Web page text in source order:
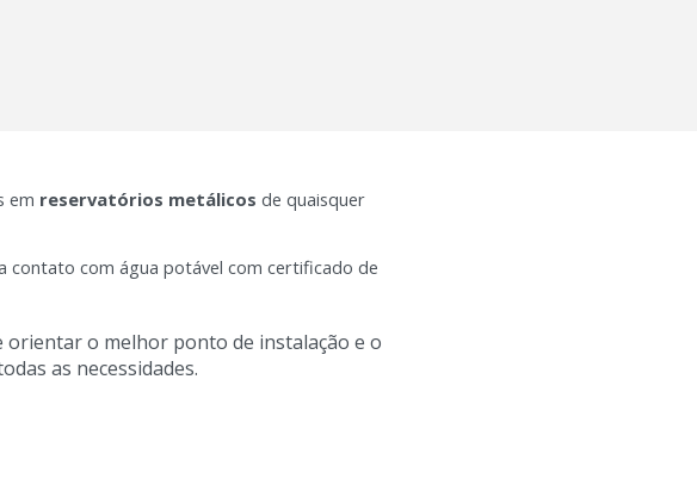
em reservatórios metálicos de quaisquer
contato com água potável com certificado de
orientar o melhor ponto de instalação e o
as necessidades.